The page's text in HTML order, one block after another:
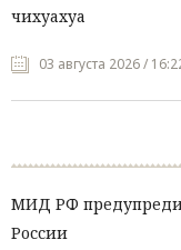
чихуахуа
03 августа 2026 /
МИД РФ
России